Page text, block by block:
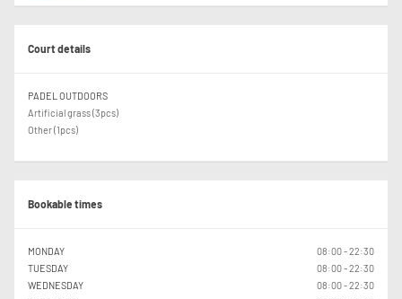
Bokningsregler:
Upprepade förseelser mot bokningsreglerna kan medföra avstängning från spel.
Välkomna till Torevi
Matchi avgifter kan tillkomma på priser ovan.
Court details
PADEL OUTDOORS
Artificial grass (3pcs)
Other (1pcs)
Bookable times
MONDAY
08:00 - 22:30
TUESDAY
08:00 - 22:30
WEDNESDAY
08:00 - 22:30